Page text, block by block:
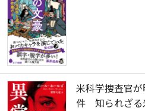
米科学捜査官
件 知られざる